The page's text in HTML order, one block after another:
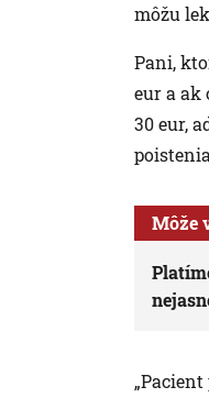
môžu
Pani,
eur a ak
30 eur,
Môže